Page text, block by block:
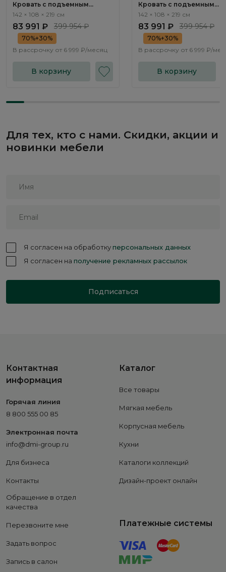
Кровать с подъемным
механизмом Эвора / Evora
142 × 108 × 219 см
83 991 ₽ 399 954 ₽
70%+30%
В рассрочку от 6 999 ₽/месяц
В корзину
Кровать с подъемным
механизмом Эвора /
142 × 108 × 219 см
83 991 ₽ 399 954 ₽
70%+30%
В рассрочку от 6 999 ₽/
В корзину
Для тех, кто с нами. Скидки, акции и
новинки мебели
Я согласен на обработкуперсональных данных
Я согласен на получение рекламных рассылок
Подписаться
Контактная
информация
Горячая линия
8 800 555 00 85
Электронная почта
info@dmi-group.ru
Для бизнеса
Контакты
Обращение в отдел
качества
Перезвоните мне
Задать вопрос
Запись в салон
Каталог
Все товары
Мягкая мебель
Корпусная мебель
Кухни
Каталоги коллекций
Дизайн-проект онлайн
Платежные системы